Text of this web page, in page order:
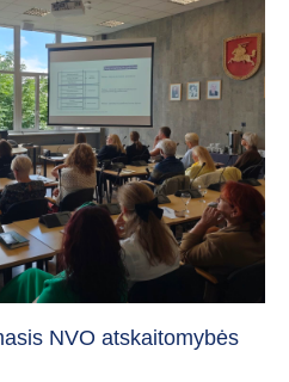
NVO atskaitomybės